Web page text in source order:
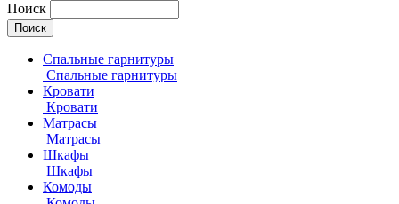
Поиск
Спальные гарнитуры
Спальные гарнитуры
Кровати
Кровати
Матрасы
Матрасы
Шкафы
Шкафы
Комоды